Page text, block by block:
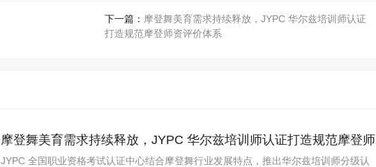
下一篇： 摩登舞美育需求持续释放，JYPC 华尔兹培训师认证
打造规范摩登师资评价体系
摩登舞美育需求持续释放，JYPC 华尔兹培训师认证打造规范摩登师
资评价体系
JYPC 全国职业资格考试认证中心结合摩登舞行业发展特点，推出华尔兹培训师分级认